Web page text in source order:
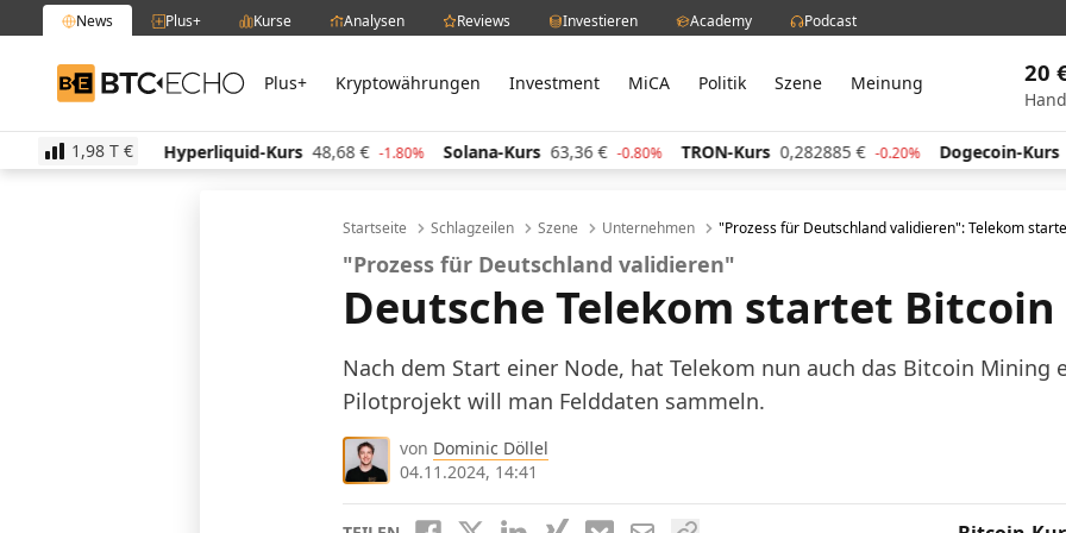
News Plus+ Kurse Analysen Reviews Investieren Academy Podcast
BTC-ECHO Plus+ Kryptowährungen Investment MiCA Politik Szene Meinung 20
1,98 T €
-1.30% Hyperliquid-Kurs 48,68 € -1.80% Solana-Kurs 63,36 € -0.80% TRON-Kurs 0,282885 € -0.20% Dogecoin-Kurs 0,059797 €
Startseite Schlagzeilen Szene Unternehmen "Prozess für Deutschland validieren": Telekom
"Prozess für Deutschland validieren"
Deutsche Telekom startet
Nach dem Start einer Node, hat Telekom nun auch das Bitcoin Mining
Pilotprojekt will man Felddaten sammeln.
von Dominic Döllel
04.11.2024, 14:41